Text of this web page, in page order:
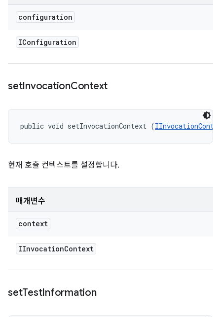
configuration
IConfiguration
setInvocationContext
public void setInvocationContext (
현재 호출 컨텍스트를 설정합니다.
매개변수
context
IInvocationContext
setTestInformation